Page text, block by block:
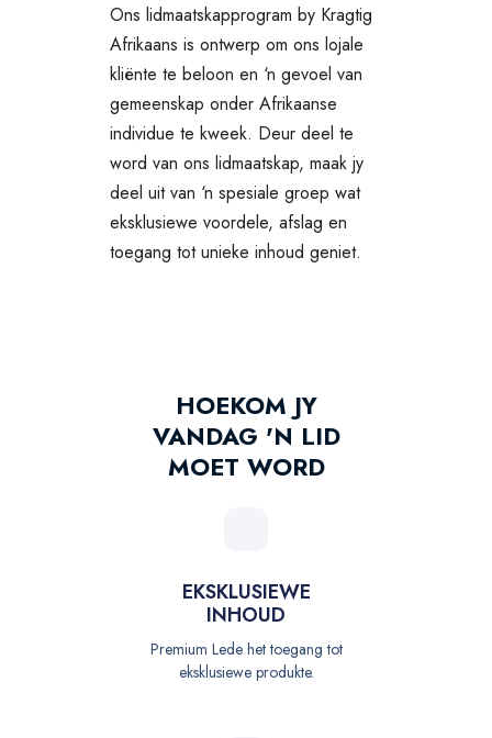
Ons lidmaatskapprogram by Kragtig
Afrikaans is ontwerp om ons lojale
kliënte te beloon en ‘n gevoel van
gemeenskap onder Afrikaanse
individue te kweek. Deur deel te
word van ons lidmaatskap, maak jy
deel uit van ‘n spesiale groep wat
eksklusiewe voordele, afslag en
toegang tot unieke inhoud geniet.
HOEKOM JY
VANDAG 'N LID
MOET WORD
EKSKLUSIEWE
INHOUD
Premium Lede het toegang tot
eksklusiewe produkte.